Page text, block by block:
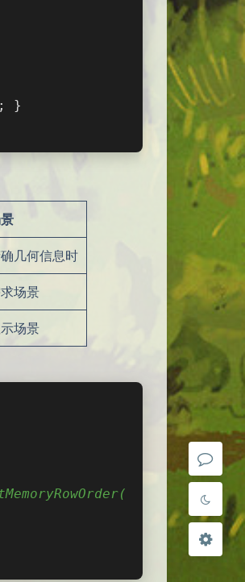
Sans Serif
浅阴影 深阴影
}
几何信息时
场景
场景